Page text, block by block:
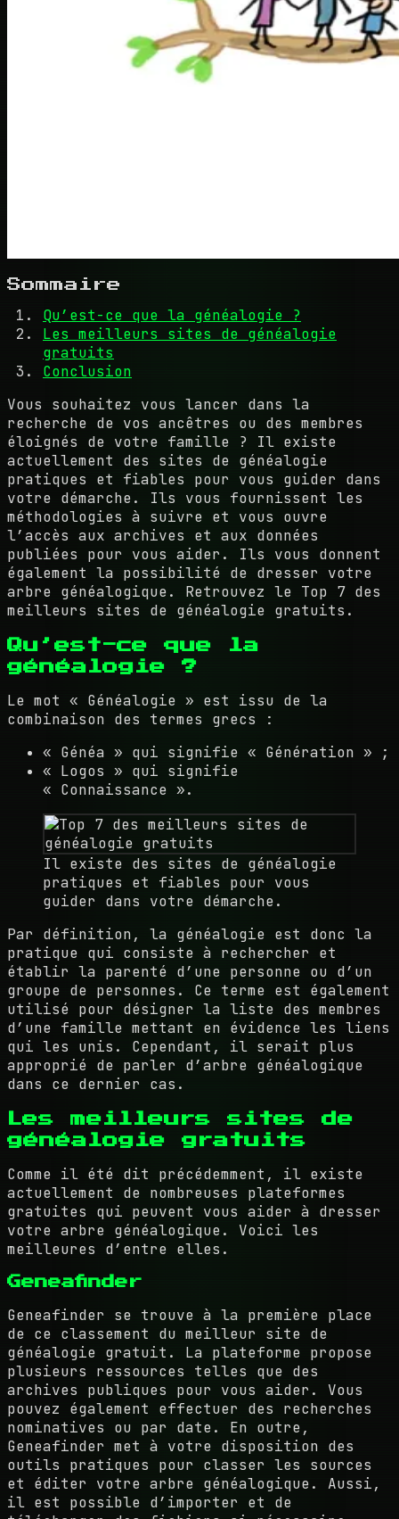
Sommaire
Qu’est-ce que la généalogie ?
Les meilleurs sites de généalogie
gratuits
Conclusion
Vous souhaitez vous lancer dans la
recherche de vos ancêtres ou des membres
éloignés de votre famille ? Il existe
actuellement des sites de généalogie
pratiques et fiables pour vous guider dans
votre démarche. Ils vous fournissent les
méthodologies à suivre et vous ouvre
l’accès aux archives et aux données
publiées pour vous aider. Ils vous donnent
également la possibilité de dresser votre
arbre généalogique. Retrouvez le Top 7 des
meilleurs sites de généalogie gratuits.
Qu’est-ce que la
généalogie ?
Le mot « Généalogie » est issu de la
combinaison des termes grecs :
« Généa » qui signifie « Génération » ;
« Logos » qui signifie
« Connaissance ».
Il existe des sites de généalogie
pratiques et fiables pour vous
guider dans votre démarche.
Par définition, la généalogie est donc la
pratique qui consiste à rechercher et
établir la parenté d’une personne ou d’un
groupe de personnes. Ce terme est également
utilisé pour désigner la liste des membres
d’une famille mettant en évidence les liens
qui les unis. Cependant, il serait plus
approprié de parler d’arbre généalogique
dans ce dernier cas.
Les meilleurs sites de
généalogie gratuits
Comme il été dit précédemment, il existe
actuellement de nombreuses plateformes
gratuites qui peuvent vous aider à dresser
votre arbre généalogique. Voici les
meilleures d’entre elles.
Geneafinder
Geneafinder se trouve à la première place
de ce classement du meilleur site de
généalogie gratuit. La plateforme propose
plusieurs ressources telles que des
archives publiques pour vous aider. Vous
pouvez également effectuer des recherches
nominatives ou par date. En outre,
Geneafinder met à votre disposition des
outils pratiques pour classer les sources
et éditer votre arbre généalogique. Aussi,
il est possible d’importer et de